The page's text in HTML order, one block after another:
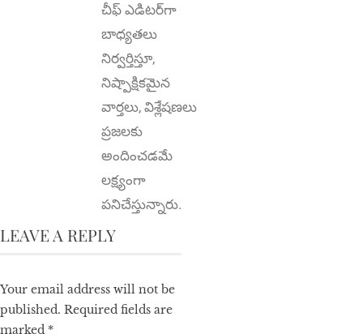
చీఫ్ ఎడిటర్‌గా
బాధ్యతలు
నిర్వర్తిస్తూ,
నిష్పాక్షికమైన
వార్తలు, విశ్లేషణలు
ప్రజలకు
అందించడమే
లక్ష్యంగా
పనిచేస్తున్నారు.
LEAVE A REPLY
Your email address will not be
published. Required fields are
marked *